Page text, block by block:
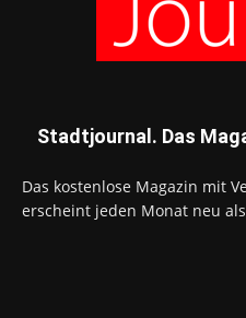
Stadtjournal. Das
Das kostenlose Magazin mit
erscheint jeden Monat neu